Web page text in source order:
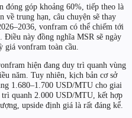
đóng góp khoảng 60%, tiếp theo là
về trung hạn, câu chuyện sẽ thay
vonfram có thể chiếm tới
Điều này đồng nghĩa MSR sẽ ngày
giá vonfram toàn cầu.
hiện đang duy trì quanh vùng
năm. Tuy nhiên, kịch bản cơ sở
1.680–1.700 USD/MTU cho giai
quanh 2.000 USD/MTU, kết hợp
upside định giá là rất đáng kể.